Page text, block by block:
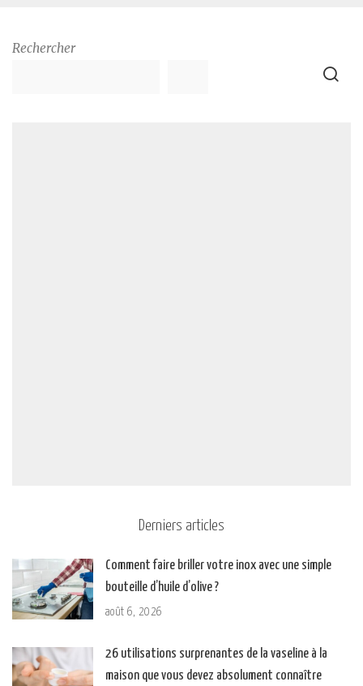
Rechercher
Derniers articles
Comment faire briller votre inox avec une simple
bouteille d’huile d’olive ?
août 6, 2026
26 utilisations surprenantes de la vaseline à la
maison que vous devez absolument connaître